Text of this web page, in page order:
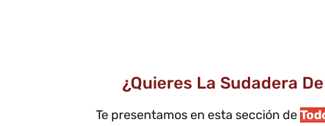
¿Quieres La Sudadera
Te presentamos en esta sección de